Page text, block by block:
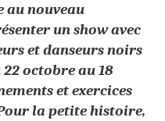
au nouveau
un show avec
et danseurs noirs
octobre au 18
et exercices
la petite histoire,